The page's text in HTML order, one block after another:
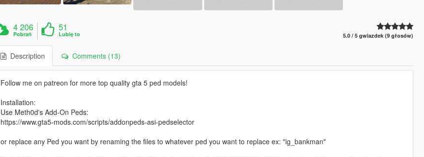
4 206
Pobrań
51
Lubię to 5.0 / 5 gwiazdek (9 głosów)
Description Comments (13)
Follow me on patreon for more top quality gta 5 ped models!
Installation:
Use Meth0d's Add-On Peds:
https://www.gta5-mods.com/scripts/addonpeds-asi-pedselector
or replace any Ped you want by renaming the files to whatever ped you want to replace ex: "ig_bankman"